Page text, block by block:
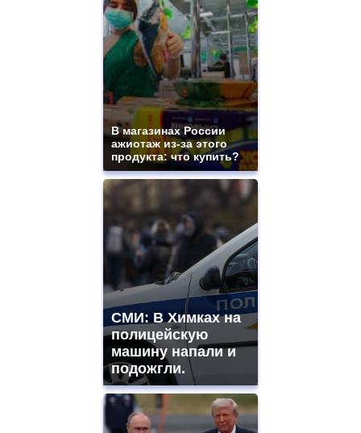
В магазинах России
ажиотаж из-за этого
продукта: что купить?
СМИ: В Химках на
полицейскую
машину напали и
подожгли.